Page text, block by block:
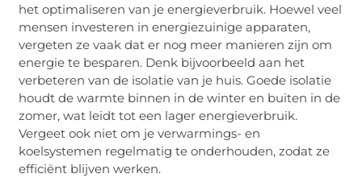
het optimaliseren van je energieverbruik. Hoewel veel
mensen investeren in energiezuinige apparaten,
vergeten ze vaak dat er nog meer manieren zijn om
energie te besparen. Denk bijvoorbeeld aan het
verbeteren van de isolatie van je huis. Goede isolatie
houdt de warmte binnen in de winter en buiten in de
zomer, wat leidt tot een lager energieverbruik.
Vergeet ook niet om je verwarmings- en
koelsystemen regelmatig te onderhouden, zodat ze
efficiënt blijven werken.